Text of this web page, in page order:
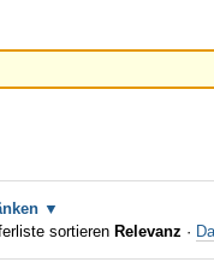
sortieren Relevanz ·